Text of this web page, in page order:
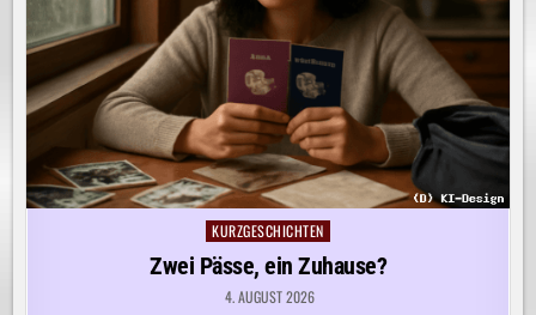
Posted
in
KURZGESCHICHTEN
Zwei Pässe, ein Zuhause?
4. AUGUST 2026